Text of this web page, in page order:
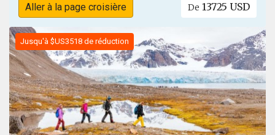
Aller à la page croisière De 13725 USD
Jusqu'à $US3518 de réduction